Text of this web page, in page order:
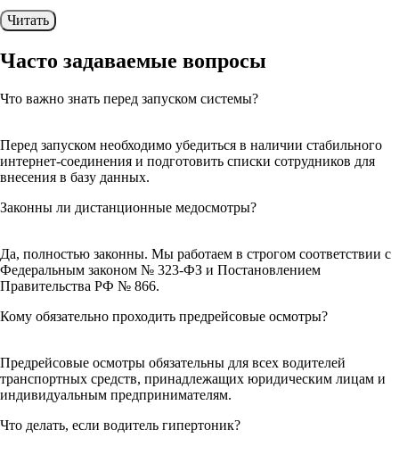
Читать
Часто задаваемые вопросы
Что важно знать перед запуском системы?
Перед запуском необходимо убедиться в наличии стабильного
интернет-соединения и подготовить списки сотрудников для
внесения в базу данных.
Законны ли дистанционные медосмотры?
Да, полностью законны. Мы работаем в строгом соответствии с
Федеральным законом № 323-ФЗ и Постановлением
Правительства РФ № 866.
Кому обязательно проходить предрейсовые осмотры?
Предрейсовые осмотры обязательны для всех водителей
транспортных средств, принадлежащих юридическим лицам и
индивидуальным предпринимателям.
Что делать, если водитель гипертоник?